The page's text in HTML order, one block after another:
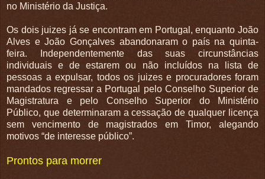
no Ministério da Justiça.
Os dois juizes já se encontram em Portugal, enquanto João
Alves e João Gonçalves abandonaram o país na quinta-
feira. Independentemente das suas circunstâncias
individuais e de estarem ou não incluídos na lista de
pessoas a expulsar, todos os juizes e procuradores foram
mandados regressar a Portugal pelo Conselho Superior de
Magistratura e pelo Conselho Superior do Ministério
Público, que determinaram a cessação de qualquer licença
sem vencimento de magistrados em Timor, alegando
motivos “de interesse público”.
Prontos para morrer